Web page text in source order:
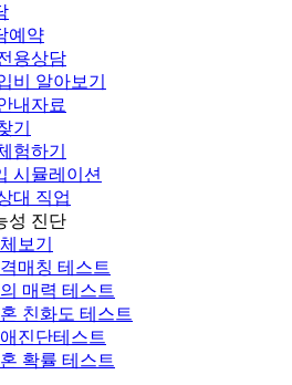
예약
용상담
비 알아보기
내자료
기
험하기
시뮬레이션
대 직업
성 진단
보기
매칭 테스트
매력 테스트
친화도 테스트
진단테스트
확률 테스트